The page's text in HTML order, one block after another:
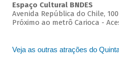
Espaço Cultural BNDES
Avenida República do Chile,
Próximo ao metrô Carioca -
Veja as outras atrações do